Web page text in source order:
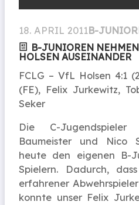
18. APRIL 2011B-
B-JUNIOREN
HOLSEN AUSEINANDER
FCLG – VfL Holsen 4:1
(FE), Felix Jurkewitz,
Seker
Die C-
Baumeister und Nico
heute den eigenen B-
Spielern. Dadurch,
erfahrener
konnte unser Felix